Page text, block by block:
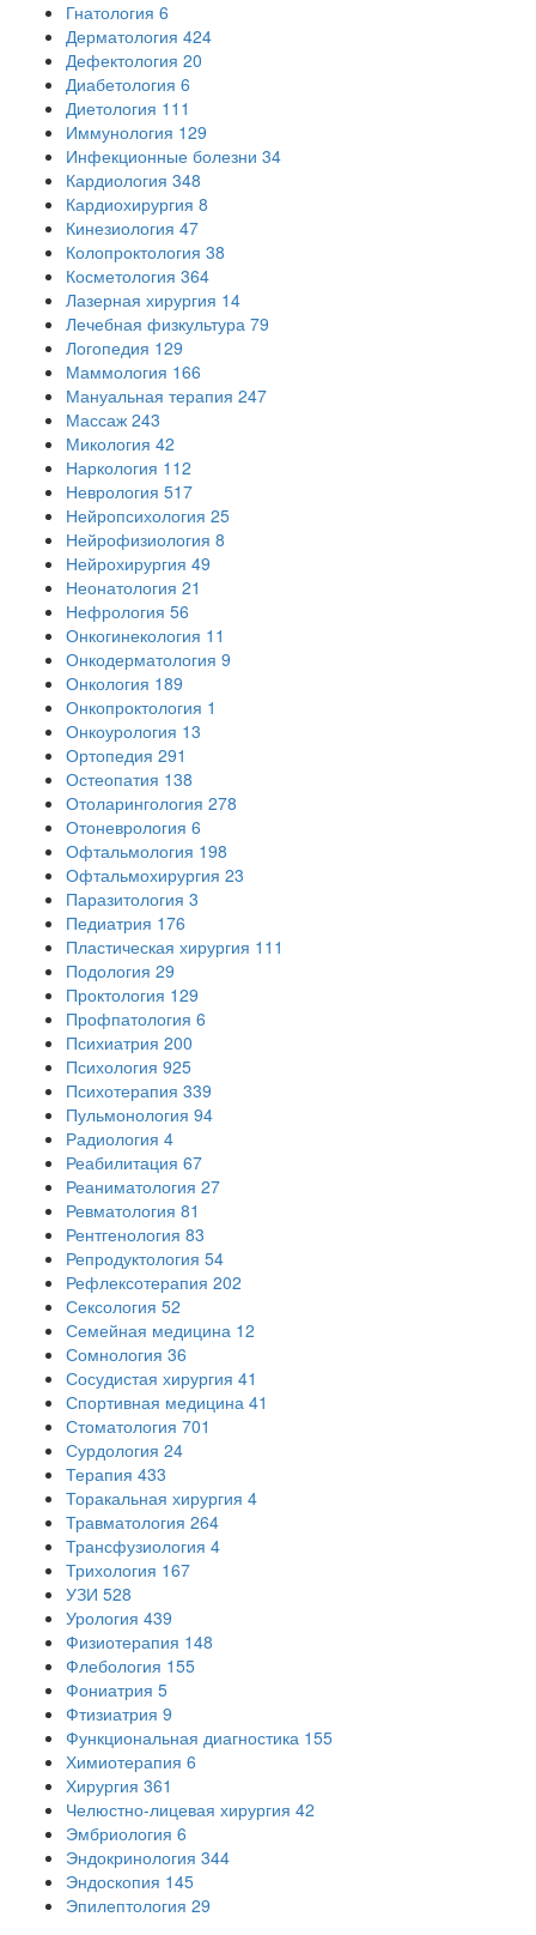
Гнатология 6
Дерматология 424
Дефектология 20
Диабетология 6
Диетология 111
Иммунология 129
Инфекционные болезни 34
Кардиология 348
Кардиохирургия 8
Кинезиология 47
Колопроктология 38
Косметология 364
Лазерная хирургия 14
Лечебная физкультура 79
Логопедия 129
Маммология 166
Мануальная терапия 247
Массаж 243
Микология 42
Наркология 112
Неврология 517
Нейропсихология 25
Нейрофизиология 8
Нейрохирургия 49
Неонатология 21
Нефрология 56
Онкогинекология 11
Онкодерматология 9
Онкология 189
Онкопроктология 1
Онкоурология 13
Ортопедия 291
Остеопатия 138
Отоларингология 278
Отоневрология 6
Офтальмология 198
Офтальмохирургия 23
Паразитология 3
Педиатрия 176
Пластическая хирургия 111
Подология 29
Проктология 129
Профпатология 6
Психиатрия 200
Психология 925
Психотерапия 339
Пульмонология 94
Радиология 4
Реабилитация 67
Реаниматология 27
Ревматология 81
Рентгенология 83
Репродуктология 54
Рефлексотерапия 202
Сексология 52
Семейная медицина 12
Сомнология 36
Сосудистая хирургия 41
Спортивная медицина 41
Стоматология 701
Сурдология 24
Терапия 433
Торакальная хирургия 4
Травматология 264
Трансфузиология 4
Трихология 167
УЗИ 528
Урология 439
Физиотерапия 148
Флебология 155
Фониатрия 5
Фтизиатрия 9
Функциональная диагностика 155
Химиотерапия 6
Хирургия 361
Челюстно-лицевая хирургия 42
Эмбриология 6
Эндокринология 344
Эндоскопия 145
Эпилептология 29